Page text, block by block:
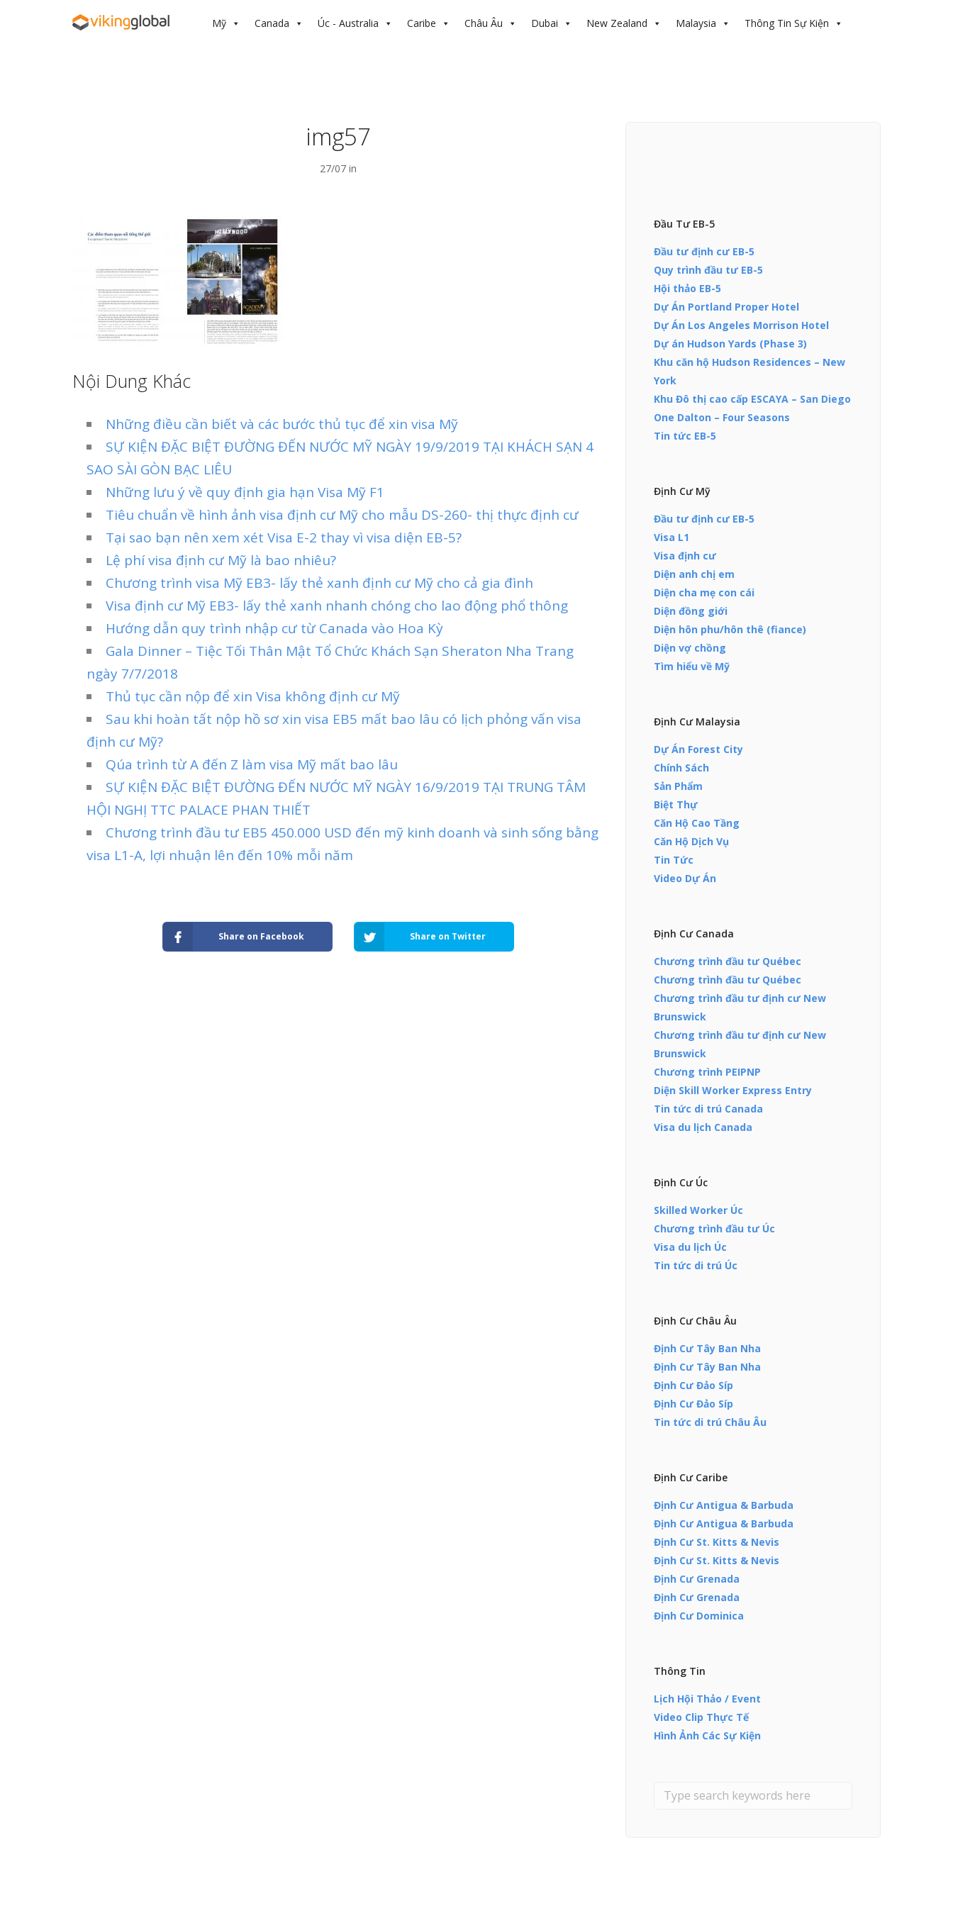
Mỹ Canada Úc - Australia Caribe Châu Âu Dubai New Zealand Malaysia Thông Tin Sự Kiện
img57
27/07 in
Nội Dung Khác
Những điều cần biết và các bước thủ tục để xin visa Mỹ
SỰ KIỆN ĐẶC BIỆT ĐƯỜNG ĐẾN NƯỚC MỸ NGÀY 19/9/2019 TẠI KHÁCH SẠN 4
SAO SÀI GÒN BẠC LIÊU
Những lưu ý về quy định gia hạn Visa Mỹ F1
Tiêu chuẩn về hình ảnh visa định cư Mỹ cho mẫu DS-260- thị thực định cư
Tại sao bạn nên xem xét Visa E-2 thay vì visa diện EB-5?
Lệ phí visa định cư Mỹ là bao nhiêu?
Chương trình visa Mỹ EB3- lấy thẻ xanh định cư Mỹ cho cả gia đình
Visa định cư Mỹ EB3- lấy thẻ xanh nhanh chóng cho lao động phổ thông
Hướng dẫn quy trình nhập cư từ Canada vào Hoa Kỳ
Gala Dinner – Tiệc Tối Thân Mật Tổ Chức Khách Sạn Sheraton Nha Trang
ngày 7/7/2018
Thủ tục cần nộp để xin Visa không định cư Mỹ
Sau khi hoàn tất nộp hồ sơ xin visa EB5 mất bao lâu có lịch phỏng vấn visa
định cư Mỹ?
Qúa trình từ A đến Z làm visa Mỹ mất bao lâu
SỰ KIỆN ĐẶC BIỆT ĐƯỜNG ĐẾN NƯỚC MỸ NGÀY 16/9/2019 TẠI TRUNG TÂM
HỘI NGHỊ TTC PALACE PHAN THIẾT
Chương trình đầu tư EB5 450.000 USD đến mỹ kinh doanh và sinh sống bằng
visa L1-A, lợi nhuận lên đến 10% mỗi năm
Share on Facebook Share on Twitter
Đầu Tư EB-5
Đầu tư định cư EB-5
Quy trình đầu tư EB-5
Hội thảo EB-5
Dự Án Portland Proper Hotel
Dự Án Los Angeles Morrison Hotel
Dự án Hudson Yards (Phase 3)
Khu căn hộ Hudson Residences – New
York
Khu Đô thị cao cấp ESCAYA – San Diego
One Dalton – Four Seasons
Tin tức EB-5
Định Cư Mỹ
Đầu tư định cư EB-5
Visa L1
Visa định cư
Diện anh chị em
Diện cha mẹ con cái
Diện đồng giới
Diện hôn phu/hôn thê (fiance)
Diện vợ chồng
Tìm hiểu về Mỹ
Định Cư Malaysia
Dự Án Forest City
Chính Sách
Sản Phẩm
Biệt Thự
Căn Hộ Cao Tầng
Căn Hộ Dịch Vụ
Tin Tức
Video Dự Án
Định Cư Canada
Chương trình đầu tư Québec
Chương trình đầu tư Québec
Chương trình đầu tư định cư New
Brunswick
Chương trình đầu tư định cư New
Brunswick
Chương trình PEIPNP
Diện Skill Worker Express Entry
Tin tức di trú Canada
Visa du lịch Canada
Định Cư Úc
Skilled Worker Úc
Chương trình đầu tư Úc
Visa du lịch Úc
Tin tức di trú Úc
Định Cư Châu Âu
Định Cư Tây Ban Nha
Định Cư Tây Ban Nha
Định Cư Đảo Síp
Định Cư Đảo Síp
Tin tức di trú Châu Âu
Định Cư Caribe
Định Cư Antigua & Barbuda
Định Cư Antigua & Barbuda
Định Cư St. Kitts & Nevis
Định Cư St. Kitts & Nevis
Định Cư Grenada
Định Cư Grenada
Định Cư Dominica
Thông Tin
Lịch Hội Thảo / Event
Video Clip Thực Tế
Hình Ảnh Các Sự Kiện